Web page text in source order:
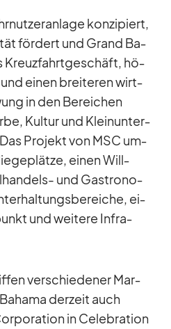
kon­zi­piert,
för­dert und Grand Ba­
Kreuz­fahrt­ge­schäft, hö­
und ei­nen brei­te­ren wirt­
in den Be­rei­chen
Kul­tur und Klein­un­ter­
Pro­jekt von MSC um­
ei­nen Will­
und Gas­tro­no­
ei­
und wei­tere In­fra­
ver­schie­de­ner Mar­
der­zeit auch
in Ce­le­bra­tion